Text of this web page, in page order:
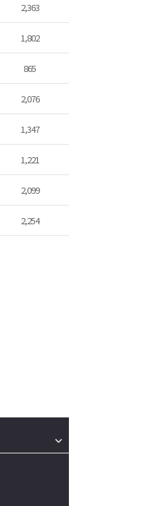
2,363
1,802
865
2,076
1,347
1,221
2,099
2,254